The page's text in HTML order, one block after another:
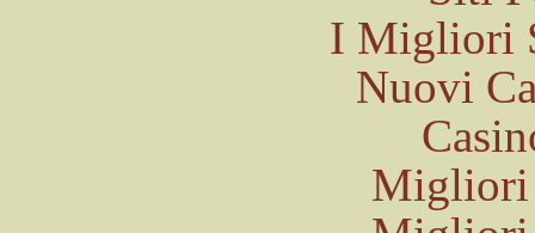
I Migliori
Nuovi
Migliori